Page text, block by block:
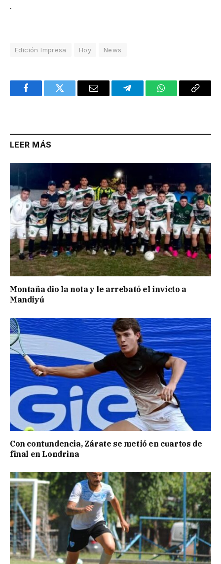
.
Edición Impresa Hoy News
FacebookTwitter Email TelegramWhatsAppCopy
LEER MÁS
Montaña dio la nota y le arrebató el invicto a
Mandiyú
Con contundencia, Zárate se metió en cuartos de
final en Londrina